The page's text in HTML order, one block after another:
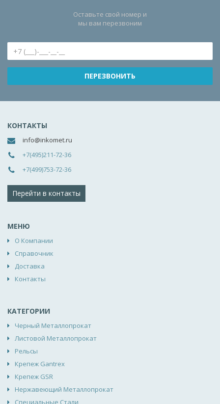
Оставьте свой номер и
мы вам перезвоним
КОНТАКТЫ
info@inkomet.ru
+7(495)211-72-36
+7(499)753-72-36
Перейти в контакты
МЕНЮ
О Компании
Справочник
Доставка
Контакты
КАТЕГОРИИ
Черный Металлопрокат
Листовой Металлопрокат
Рельсы
Крепеж Gantrex
Крепеж GSR
Нержавеющий Металлопрокат
Специальные Стали